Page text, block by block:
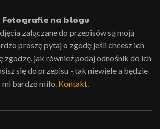
Fotografie na blogu
załączane do przepisów są moją
proszę pytaj o zgodę jeśli chcesz ich
zgodzę, jak również podaj odnośnik do ich
się do przepisu - tak niewiele a będzie
mi bardzo miło. Kontakt.